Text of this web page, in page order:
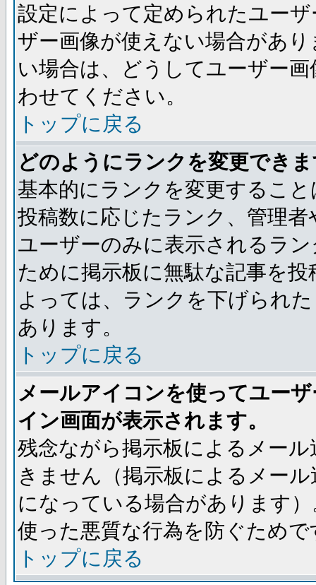
設定によって定められたユー
ザー画像が使えない場合があ
い場合は、どうしてユーザー
わせてください。
トップに戻る
どのようにランクを変更でき
基本的にランクを変更するこ
投稿数に応じたランク、管理
ユーザーのみに表示されるラ
ために掲示板に無駄な記事を
よっては、ランクを下げられ
あります。
トップに戻る
メールアイコンを使ってユー
イン画面が表示されます。
残念ながら掲示板によるメー
きません（掲示板によるメー
になっている場合があります
使った悪質な行為を防ぐためで
トップに戻る